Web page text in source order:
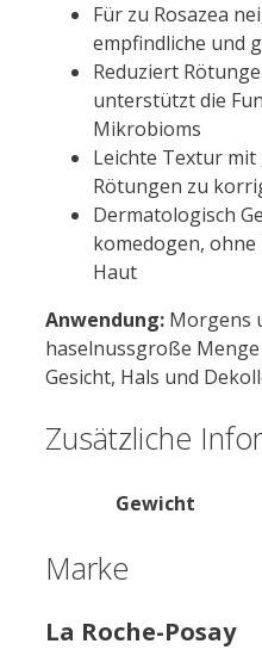
Für zu Rosazea
empfindliche und
Reduziert
unterstützt die
Mikrobioms
Leichte Textur
Rötungen zu
Dermatologisch
komedogen,
Haut
Anwendung: Morgens
haselnussgroße
Gesicht, Hals und
Zusätzliche
Gewicht
Marke
La Roche-Posay